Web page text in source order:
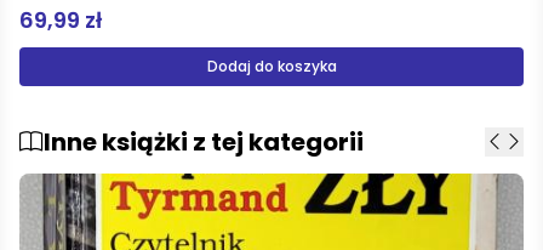
52,99 zł
Produkt niedostępny
Inne książki z tej kategorii